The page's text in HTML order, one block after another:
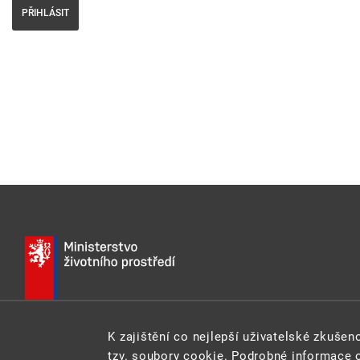
PŘIHLÁSIT
INFO@MZP.GOV.CZ WEB: MZP.GOV.CZ
K zajištění co nejlepší uživatelské
tzv. soubory cookie. Podrobné